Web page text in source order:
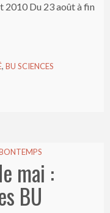
2010 Du 23 août à fin
, BU SCIENCES
mai :
BU